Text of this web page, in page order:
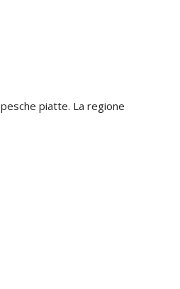
piatte. La regione